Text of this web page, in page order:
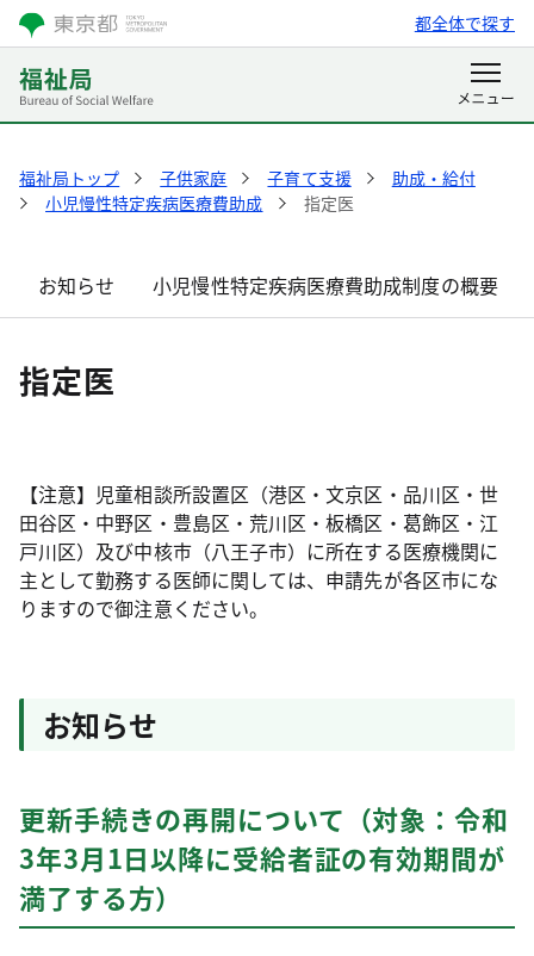
都全体で探す
福祉局トップ 子供家庭 子育て支援
助成・給付
小児慢性特定疾病医療費助成
指定医
お知らせ 小児慢性特定疾病医療費助成制度の概要
指定医
【注意】児童相談所設置区（港区・文京区・品川区・世
田谷区・中野区・豊島区・荒川区・板橋区・葛飾区・江
戸川区）及び中核市（八王子市）に所在する医療機関に
主として勤務する医師に関しては、申請先が各区市にな
りますので御注意ください。
お知らせ
更新手続きの再開について（対象：令和
3年3月1日以降に受給者証の有効期間が
満了する方）